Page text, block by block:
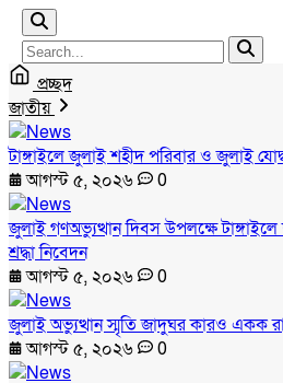
প্রচ্ছদ
জাতীয়
টাঙ্গাইলে জুলাই শহীদ পরিবার ও জুলাই
আগস্ট ৫, ২০২৬
0
জুলাই গণঅভ্যুত্থান দিবস উপলক্ষে
শ্রদ্ধা নিবেদন
আগস্ট ৫, ২০২৬
0
জুলাই অভ্যুত্থান স্মৃতি জাদুঘর কারও একক
আগস্ট ৫, ২০২৬
0